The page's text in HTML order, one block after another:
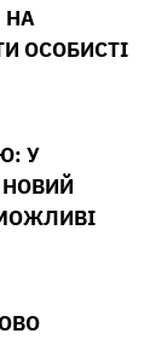
НА
ОСОБИСТІ
У